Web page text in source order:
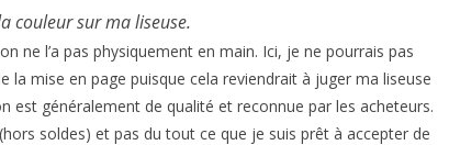
couleur sur ma liseuse.
ne l’a pas physiquement en main. Ici, je ne pourrais pas
la mise en page puisque cela reviendrait à juger ma liseuse
est généralement de qualité et reconnue par les acheteurs.
soldes) et pas du tout ce que je suis prêt à accepter de